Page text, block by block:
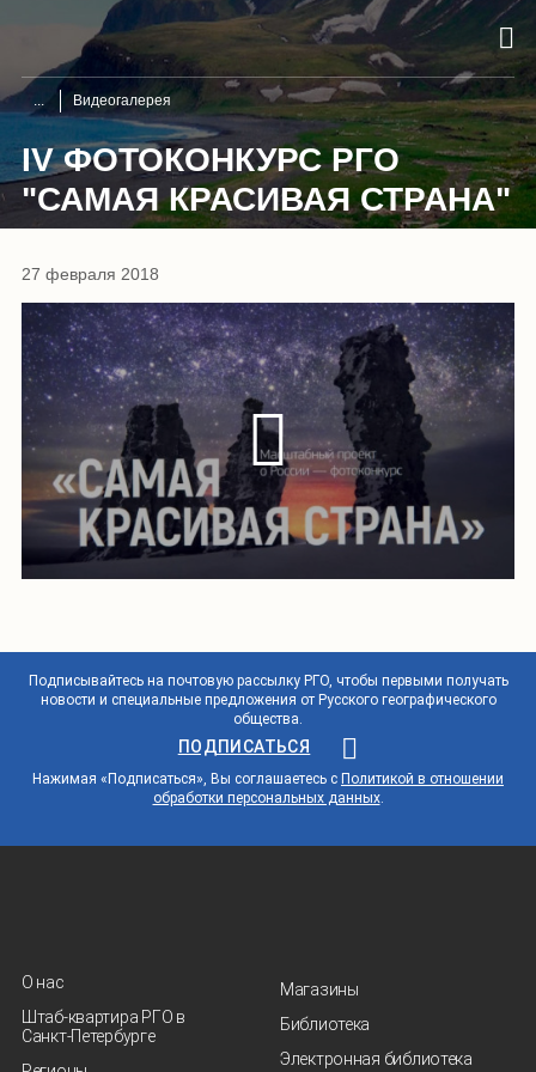
Видеогалерея
IV ФОТОКОНКУРС РГО
"САМАЯ КРАСИВАЯ СТРАНА"
27 февраля 2018
Подписывайтесь на почтовую рассылку РГО, чтобы первыми получать
новости и специальные предложения от Русского географического
общества.
ПОДПИСАТЬСЯ
Нажимая «Подписаться», Вы соглашаетесь с Политикой в отношении
обработки персональных данных.
О нас
Штаб-квартира РГО в
Санкт‑Петербурге
Магазины
Библиотека
Электронная библиотека